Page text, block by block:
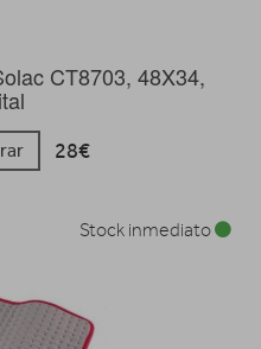
CT8703, 48X34,
28€
Stock inmediato